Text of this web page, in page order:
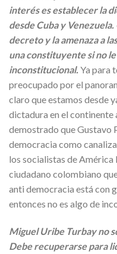
interés es establecer la
desde Cuba y
decreto y la amenaza a
una constituyente si no
inconstitucional.Ya para
preocupado por el
claro que estamos desde
dictadura en el continente
demostrado que Gustavo
democracia como
los socialistas de América
ciudadano colombiano
anti democracia está con
entonces no es algo de
Miguel Uribe Turbay no
Debe recuperarse para